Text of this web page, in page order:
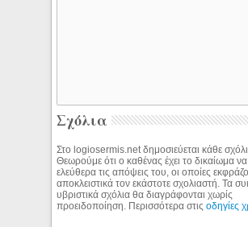
Σχόλια
Στο logiosermis.net δημοσιεύεται κάθε
Θεωρούμε ότι ο καθένας έχει το δικαίωμα να
ελεύθερα τις απόψεις του, οι οποίες
αποκλειστικά τον εκάστοτε σχολιαστή. Τα
υβριστικά σχόλια θα διαγράφονται χωρίς
προειδοποίηση. Περισσότερα στιςοδηγίες